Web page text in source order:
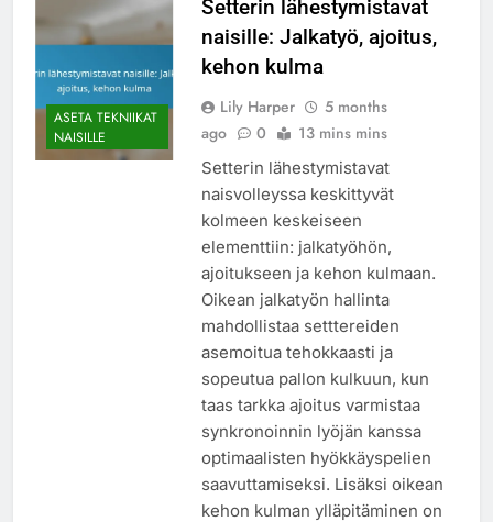
ASETA TEKNIIKAT
NAISILLE
Setterin lähestymistavat
naisille: Jalkatyö, ajoitus,
kehon kulma
Lily Harper
5 months
ago
0 13 mins mins
Setterin lähestymistavat
naisvolleyssa keskittyvät
kolmeen keskeiseen
elementtiin: jalkatyöhön,
ajoitukseen ja kehon kulmaan.
Oikean jalkatyön hallinta
mahdollistaa setttereiden
asemoitua tehokkaasti ja
sopeutua pallon kulkuun, kun
taas tarkka ajoitus varmistaa
synkronoinnin lyöjän kanssa
optimaalisten hyökkäyspelien
saavuttamiseksi. Lisäksi oikean
kehon kulman ylläpitäminen on